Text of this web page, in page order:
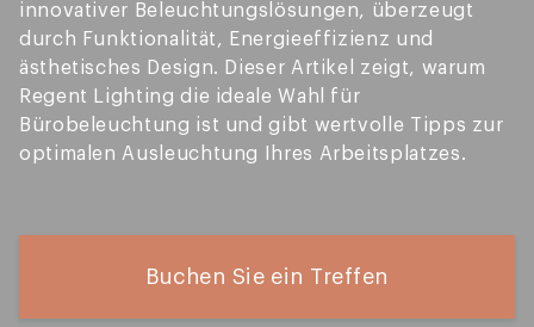
innovativer Beleuchtungslösungen, überzeugt
durch Funktionalität, Energieeffizienz und
ästhetisches Design. Dieser Artikel zeigt, warum
Regent Lighting die ideale Wahl für
Bürobeleuchtung ist und gibt wertvolle Tipps zur
optimalen Ausleuchtung Ihres Arbeitsplatzes.
Buchen Sie ein Treffen